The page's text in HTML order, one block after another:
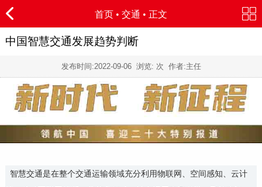
首页 • 交通 • 正文
中国智慧交通发展趋势判断
发布时间:2022-09-06浏览: 次 作者:主任
智慧交通是在整个交通运输领域充分利用物联网、空间感知、云计